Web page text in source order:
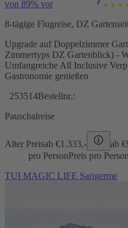
von 89% vor
8-tägige Flugreise, DZ
Upgrade auf Doppelzimmer
Zimmertyps DZ Gartenblick) -
Umfangreiche All Inclusive
Gastronomie genießen
253514Bestellnr.:
Pauschalreise
Alter Preisab €1.333,- ab €
pro PersonPreis pro Person
TUI MAGIC LIFE Sarigerme